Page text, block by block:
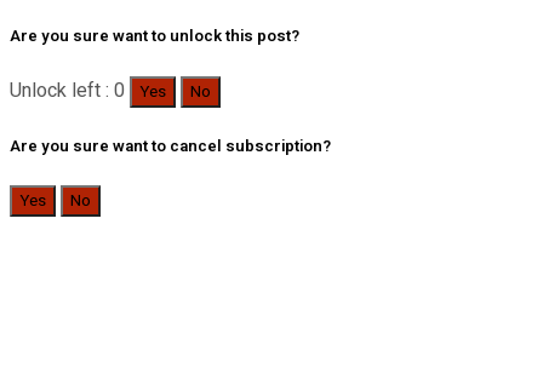
Are you sure want to unlock this post?
Unlock left : 0 Yes No
Are you sure want to cancel subscription?
Yes No